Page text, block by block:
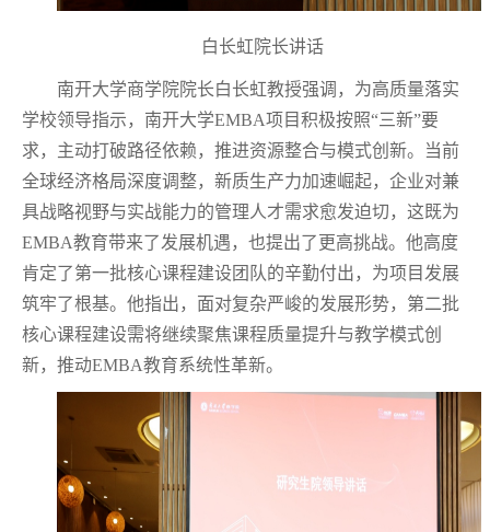
白长虹院长讲话
南开大学商学院院长白长虹教授强调，为高质量落实
学校领导指示，南开大学EMBA项目积极按照“三新”要
求，主动打破路径依赖，推进资源整合与模式创新。当前
全球经济格局深度调整，新质生产力加速崛起，企业对兼
具战略视野与实战能力的管理人才需求愈发迫切，这既为
EMBA教育带来了发展机遇，也提出了更高挑战。他高度
肯定了第一批核心课程建设团队的辛勤付出，为项目发展
筑牢了根基。他指出，面对复杂严峻的发展形势，第二批
核心课程建设需将继续聚焦课程质量提升与教学模式创
新，推动EMBA教育系统性革新。